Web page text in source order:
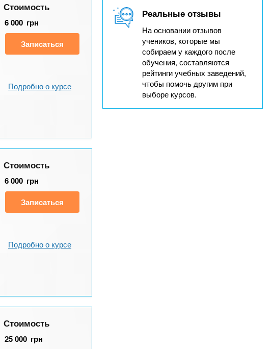
Стоимость
6 000 грн
Записаться
Подробно о курсе
Стоимость
6 000 грн
Записаться
Подробно о курсе
Стоимость
25 000 грн
Реальные отзывы
На основании отзывов
учеников, которые мы
собираем у каждого после
обучения, составляются
рейтинги учебных заведений,
чтобы помочь другим при
выборе курсов.